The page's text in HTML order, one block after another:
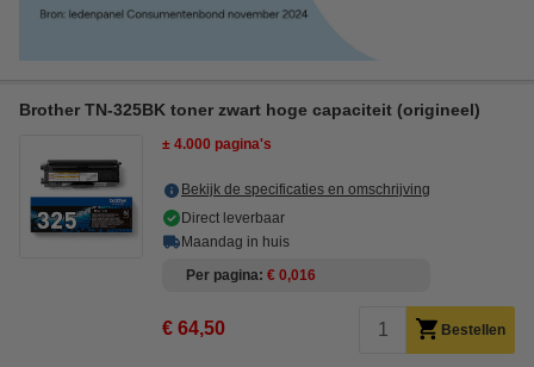
Brother TN-325BK toner zwart hoge capaciteit (origineel)
± 4.000 pagina's
Bekijk de specificaties en omschrijving
Direct leverbaar
Maandag in huis
Per pagina € 0,016
€ 64,50 Bestellen